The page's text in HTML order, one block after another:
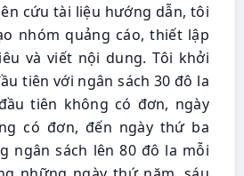
cứu tài liệu hướng dẫn, tôi
nhóm quảng cáo, thiết lập
và viết nội dung. Tôi khởi
tiên với ngân sách 30 đô la
tiên không có đơn, ngày
có đơn, đến ngày thứ ba
ngân sách lên 80 đô la mỗi